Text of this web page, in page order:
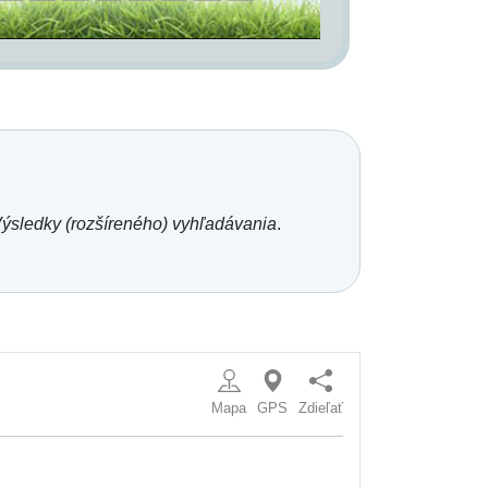
(rozšíreného) vyhľadávania.
Mapa GPS Zdieľať